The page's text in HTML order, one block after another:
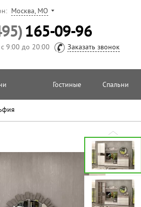
Москва, МО
165-09-96
9:00 до 20:00 Заказать звонок
Гостиные Спальни